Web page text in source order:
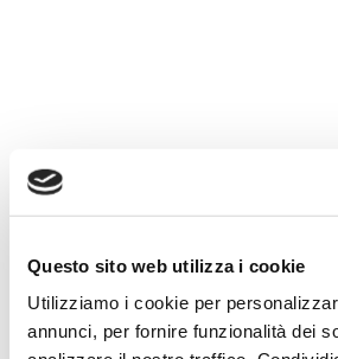
Questo sito web utilizza i cookie
Utilizziamo i cookie per
annunci, per fornire funzionalità dei